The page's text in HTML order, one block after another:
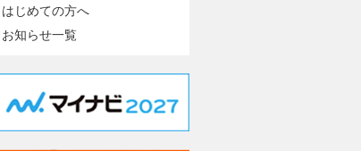
はじめての方へ
お知らせ一覧